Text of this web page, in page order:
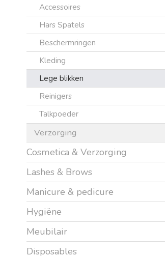
Accessoires
Hars Spatels
Beschermringen
Kleding
Lege blikken
Reinigers
Talkpoeder
Verzorging
Cosmetica & Verzorging
Lashes & Brows
Manicure & pedicure
Hygiëne
Meubilair
Disposables